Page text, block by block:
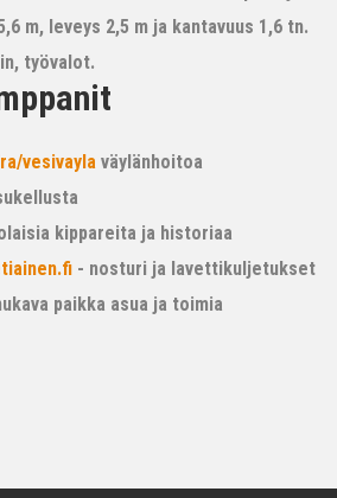
m, leveys 2,5 m ja kantavuus 1,6 tn.
työvalot.
vesivayla väylänhoitoa
kippareita ja historiaa
- nosturi ja lavettikuljetukset
paikka asua ja toimia